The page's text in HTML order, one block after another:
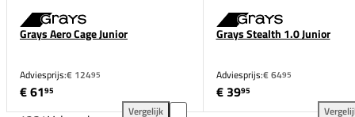
Grays Aero Cage Junior
Adviesprijs:€ 12495
€ 6195
Vergelijk
Grays Stealth 1.0 Junior
Adviesprijs:€ 6495
€ 3995